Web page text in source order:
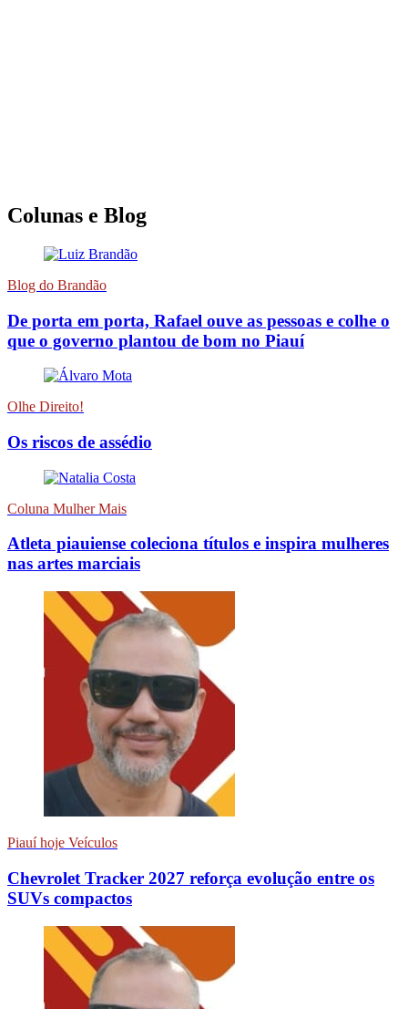
Colunas e Blog
Blog do Brandão
De porta em porta, Rafael ouve as pessoas e colhe o
que o governo plantou de bom no Piauí
Olhe Direito!
Os riscos de assédio
Coluna Mulher Mais
Atleta piauiense coleciona títulos e inspira mulheres
nas artes marciais
Piauí hoje Veículos
Chevrolet Tracker 2027 reforça evolução entre os
SUVs compactos